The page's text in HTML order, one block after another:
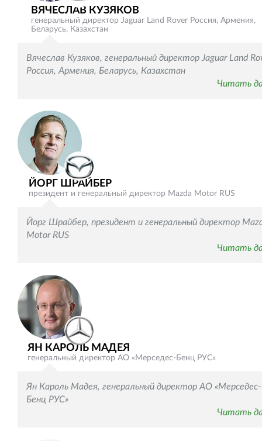
ВЯЧЕСЛАВ КУЗЯКОВ
генеральный директор Jaguar Land Rover Россия, Армения,
Беларусь, Казахстан
Вячеслав Кузяков, генеральный директор Jaguar Land
Россия, Армения, Беларусь, Казахстан
Читать
ЙОРГ ШРАЙБЕР
президент и генеральный директор Mazda Motor RUS
Йорг Шрайбер, президент и генеральный директор
Motor RUS
Читать
ЯН КАРОЛЬ МАДЕЯ
генеральный директор АО «Мерседес-Бенц РУС»
Ян Кароль Мадея, генеральный директор АО «Мерседес-
Бенц РУС»
Читать